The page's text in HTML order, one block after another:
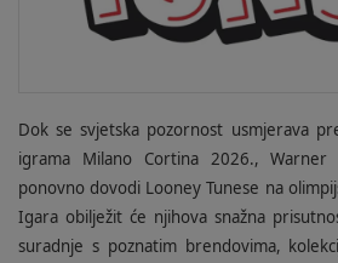
Dok se svjetska pozornost usmjerava
igrama Milano Cortina 2026., Warner
ponovno dovodi Looney Tunese na
Igara obilježit će njihova snažna
suradnje s poznatim brendovima,